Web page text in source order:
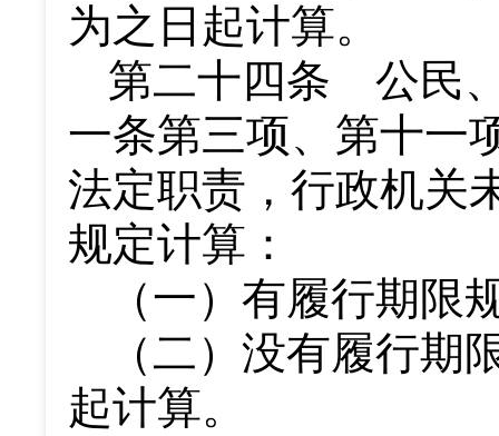
为之日起计算。
第二十四条 公民
一条第三项、第十一
法定职责，行政机关
规定计算：
（一）有履行期限
（二）没有履行期
起计算。